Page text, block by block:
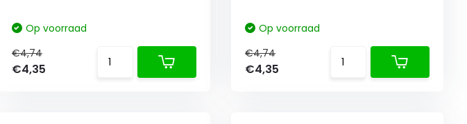
Op voorraad
€4,74
€4,35
Op voorraad
€4,74
€4,35